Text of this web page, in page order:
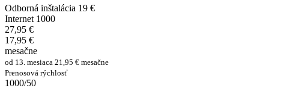
Odborná inštalácia 19 €
Internet 1000
27,95 €
17,95 €
mesačne
od 13. mesiaca 21,95 € mesačne
Prenosová rýchlosť
1000/50